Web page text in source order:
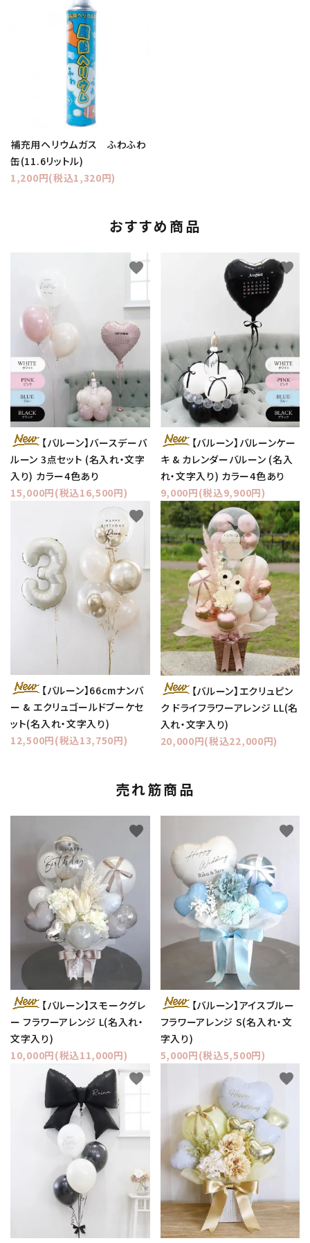
補充用ヘリウムガス ふわふわ
缶(11.6リットル)
1,200円(税込1,320円)
おすすめ商品
【バルーン】バースデーバ
ルーン 3点セット (名入れ・文字
入り) カラー4色あり
15,000円(税込16,500円)
favorite
【バルーン】バルーンケー
キ & カレンダーバルーン (名入
れ・文字入り) カラー4色あり
9,000円(税込9,900円)
favorite
【バルーン】66cmナンバ
ー & エクリュゴールドブーケセ
ット(名入れ・文字入り)
12,500円(税込13,750円)
favorite
【バルーン】エクリュピン
ク ドライフラワーアレンジ LL(名
入れ・文字入り)
20,000円(税込22,000円)
favorite
売れ筋商品
【バルーン】スモークグレ
ー フラワーアレンジ L(名入れ・
文字入り)
10,000円(税込11,000円)
favorite
【バルーン】アイスブルー
フラワーアレンジ S(名入れ・文
字入り)
5,000円(税込5,500円)
favorite
favorite favorite